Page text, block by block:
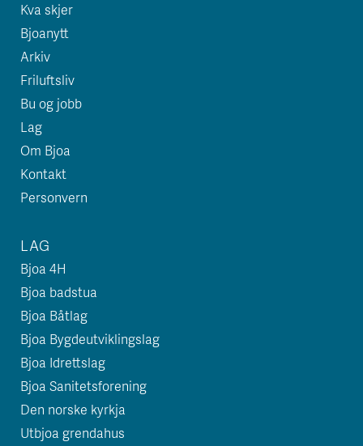
Kva skjer
Bjoanytt
Arkiv
Friluftsliv
Bu og jobb
Lag
Om Bjoa
Kontakt
Personvern
LAG
Bjoa 4H
Bjoa badstua
Bjoa Båtlag
Bjoa Bygdeutviklingslag
Bjoa Idrettslag
Bjoa Sanitetsforening
Den norske kyrkja
Utbjoa grendahus